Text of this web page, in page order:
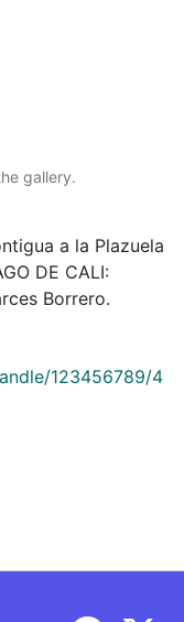
gallery.
a la Plazuela
DE CALI:
Borrero.
123456789/4